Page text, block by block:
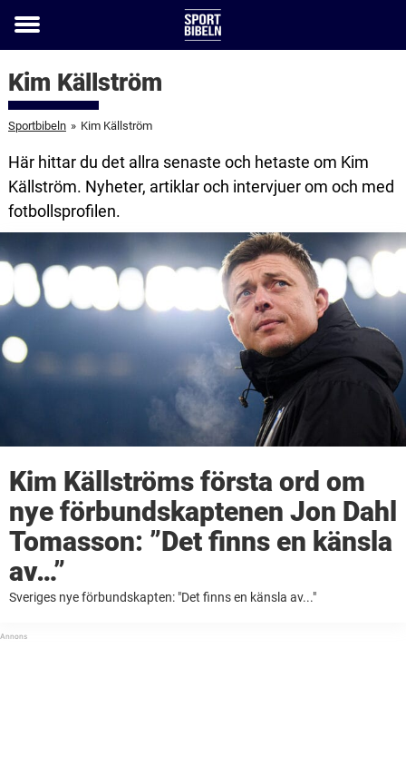
Toggle
Kim Källström
Sportbibeln » Kim Källström
Här hittar du det allra senaste och hetaste om Kim
Källström. Nyheter, artiklar och intervjuer om och med
fotbollsprofilen.
Kim Källströms första ord om
nye förbundskaptenen Jon Dahl
Tomasson: ”Det finns en känsla
av…”
Sveriges nye förbundskapten: "Det finns en känsla av..."